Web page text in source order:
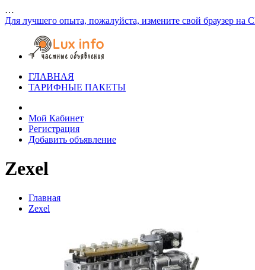
…
Для лучшего опыта, пожалуйста, измените свой браузер
ГЛАВНАЯ
ТАРИФНЫЕ ПАКЕТЫ
Мой Кабинет
Регистрация
Добавить объявление
Zexel
Главная
Zexel